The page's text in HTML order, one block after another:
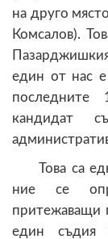
на друго
Комсалов).
един от нас
последните
кандидат
Това са
ние се
притежаващи
един съдия